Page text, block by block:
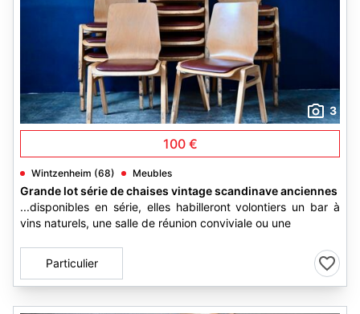
3
100 €
Wintzenheim (68) Meubles
Grande lot série de chaises vintage scandinave anciennes
...disponibles en série, elles habilleront volontiers un bar à
vins naturels, une salle de réunion conviviale ou une
Particulier